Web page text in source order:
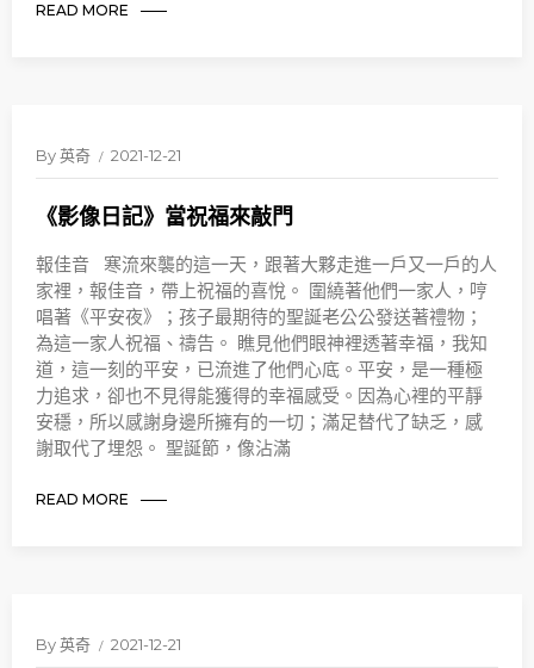
READ MORE
By英奇 2021-12-21
《影像日記》當祝福來敲門
報佳音 寒流來襲的這一天，跟著大夥走進一戶又一戶的人
家裡，報佳音，帶上祝福的喜悅。 圍繞著他們一家人，哼
唱著《平安夜》；孩子最期待的聖誕老公公發送著禮物；
為這一家人祝福、禱告。 瞧見他們眼神裡透著幸福，我知
道，這一刻的平安，已流進了他們心底。平安，是一種極
力追求，卻也不見得能獲得的幸福感受。因為心裡的平靜
安穩，所以感謝身邊所擁有的一切；滿足替代了缺乏，感
謝取代了埋怨。 聖誕節，像沾滿
READ MORE
By英奇 2021-12-21